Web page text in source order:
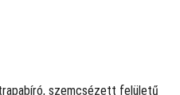
szemcsézett felületű